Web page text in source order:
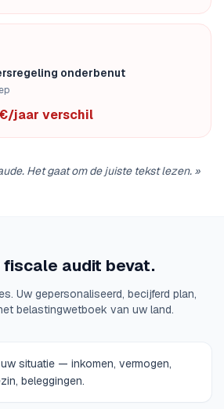
onderbenut
jaar verschil
Het gaat om de juiste tekst lezen.»
fiscale audit bevat.
Uw gepersonaliseerd, becijferd plan,
belastingwetboek van uw land.
situatie — inkomen, vermogen,
beleggingen.